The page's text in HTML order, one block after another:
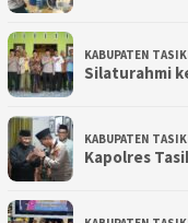
KABUPATEN
Silaturahmi
KABUPATEN
Kapolres